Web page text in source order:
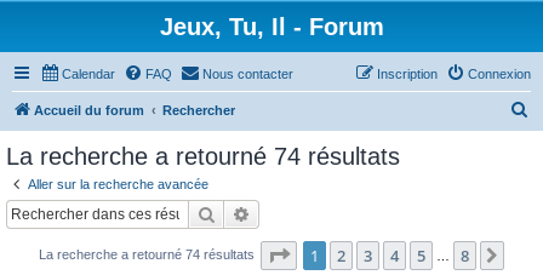
Jeux, Tu, Il - Forum
Calendar FAQ Nous contacter Connexion
Inscription
Accueil du forum Rechercher
La recherche a retourné 74 résultats
Aller sur la recherche avancée
Rechercher
La recherche a retourné 74 résultats Page 1sur8
1 2 3 4 5 8